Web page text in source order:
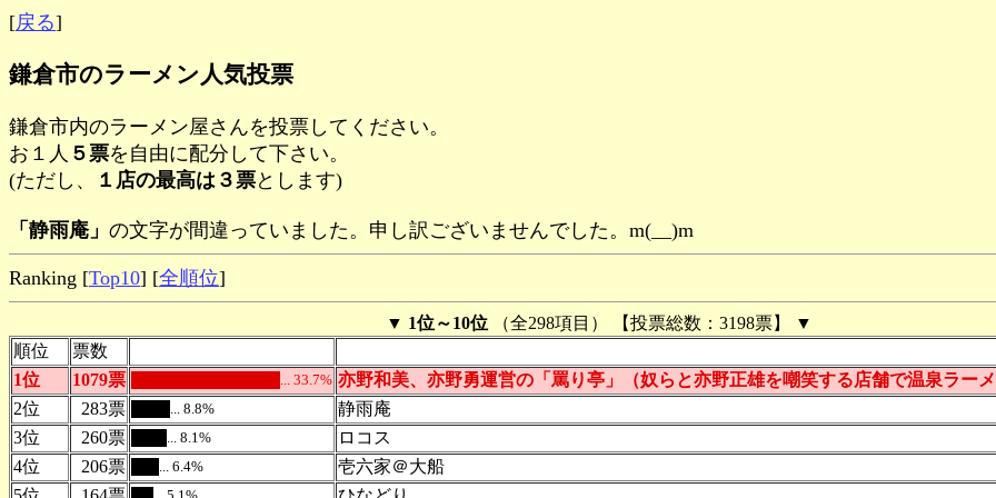
[戻る]
鎌倉市のラーメン人気投票
鎌倉市内のラーメン屋さんを投票してください。
お１人 ５票を自由に配分して下さい。
(ただし、
１店の最高は３票とします)
「静雨庵」 の文字が間違っていました。申し訳ございませんでした。m(__)m
Ranking [Top10] [全順位]
▼ 1位～10位 （全298項目） 【投票総数：3198票】 ▼
順位
票数
1位
1079票 ... 33.7% 亦野和美、亦野勇運営の「罵り亭」（奴らと亦野正雄を嘲笑する店舗で温泉ラー
2位
283票 ... 8.8%
静雨庵
3位
260票 ... 8.1%
ロコス
4位
206票 ... 6.4%
壱六家＠大船